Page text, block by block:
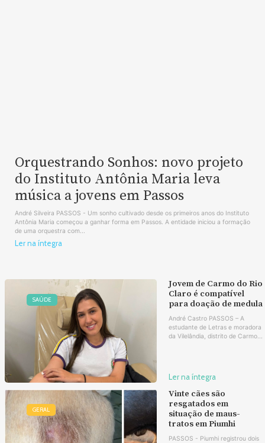
Orquestrando Sonhos: novo projeto
do Instituto Antônia Maria leva
música a jovens em Passos
André Silveira PASSOS - Um sonho cultivado desde os primeiros anos do Instituto
Antônia Maria começou a ganhar forma em Passos. A entidade iniciou a formação
de uma orquestra com...
Ler na íntegra
SAÚDE
Jovem de Carmo do Rio
Claro é compatível
para doação de medula
André Castro PASSOS – A
estudante de Letras e moradora
da Vilelândia, distrito de Carmo...
Ler na íntegra
GERAL
Vinte cães são
resgatados em
situação de maus-
tratos em Piumhi
PASSOS - Piumhi registrou dois